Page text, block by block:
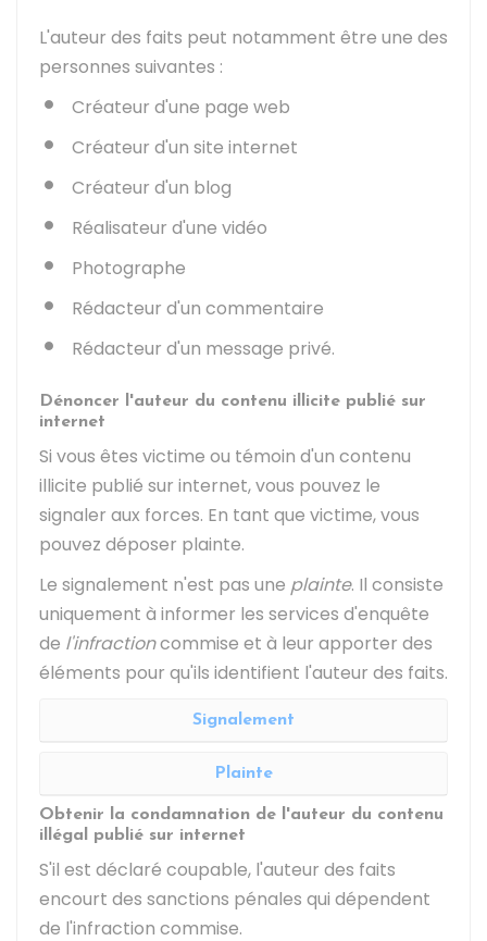
L'auteur des faits peut notamment être une des
personnes suivantes :
Créateur d'une page web
Créateur d'un site internet
Créateur d'un blog
Réalisateur d'une vidéo
Photographe
Rédacteur d'un commentaire
Rédacteur d'un message privé.
Dénoncer l'auteur du contenu illicite publié sur
internet
Si vous êtes victime ou témoin d'un contenu
illicite publié sur internet, vous pouvez le
signaler aux forces. En tant que victime, vous
pouvez déposer plainte.
Le signalement n'est pas une plainte. Il consiste
uniquement à informer les services d'enquête
de l'infractioncommise et à leur apporter des
éléments pour qu'ils identifient l'auteur des faits.
Signalement
Plainte
Obtenir la condamnation de l'auteur du contenu
illégal publié sur internet
S'il est déclaré coupable, l'auteur des faits
encourt des sanctions pénales qui dépendent
de l'infraction commise.